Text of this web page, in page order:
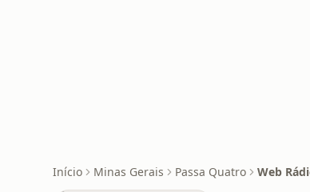
Início Minas Gerais Passa Quatro Web